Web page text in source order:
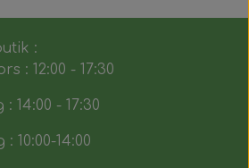
:
: 12:00 - 17:30
: 14:00 - 17:30
10:00-14:00